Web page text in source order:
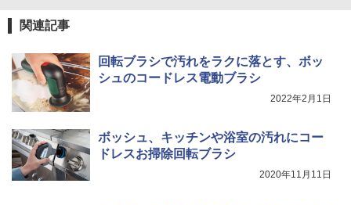
関連記事
回転ブラシで汚れをラクに落とす、ボッ
シュのコードレス電動ブラシ
2022年2月1日
ボッシュ、キッチンや浴室の汚れにコー
ドレスお掃除回転ブラシ
2020年11月11日